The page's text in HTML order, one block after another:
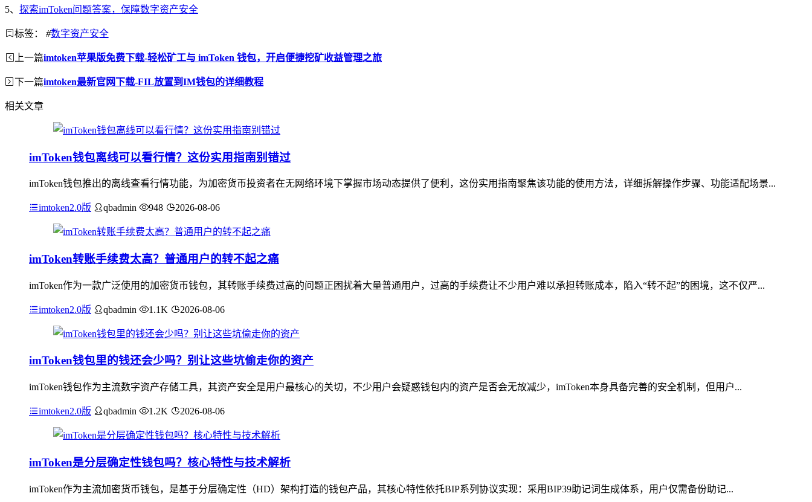
5、 探索imToken问题答案，保障数字资产安全
标签： #数字资产安全
上一篇imtoken苹果版免费下载-轻松矿工与 imToken 钱包，开启便捷挖矿收益管理之旅
下一篇imtoken最新官网下载-FIL放置到IM钱包的详细教程
相关文章
imToken钱包离线可以看行情？这份实用指南别错过
imToken钱包推出的离线查看行情功能，为加密货币投资者在无网络环境下掌握市场动态提供了便利，这份实用指南聚焦该功能的使用方法，详细拆解操作步骤、功能适配场景...
imtoken2.0版 qbadmin 948 2026-08-06
imToken转账手续费太高？普通用户的转不起之痛
imToken作为一款广泛使用的加密货币钱包，其转账手续费过高的问题正困扰着大量普通用户，过高的手续费让不少用户难以承担转账成本，陷入“转不起”的困境，这不仅严...
imtoken2.0版 qbadmin 1.1K 2026-08-06
imToken钱包里的钱还会少吗？别让这些坑偷走你的资产
imToken钱包作为主流数字资产存储工具，其资产安全是用户最核心的关切，不少用户会疑惑钱包内的资产是否会无故减少，imToken本身具备完善的安全机制，但用户...
imtoken2.0版 qbadmin 1.2K 2026-08-06
imToken是分层确定性钱包吗？核心特性与技术解析
imToken作为主流加密货币钱包，是基于分层确定性（HD）架构打造的钱包产品，其核心特性依托BIP系列协议实现：采用BIP39助记词生成体系，用户仅需备份助记...